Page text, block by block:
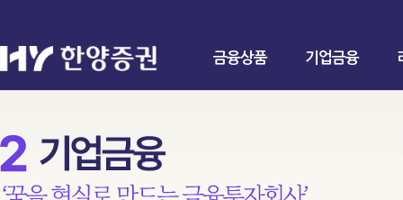
금융상품 기업금융